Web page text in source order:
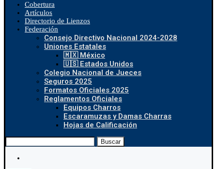
Cobertura
Artículos
Directorio de Lienzos
Federación
Consejo Directivo Nacional 2024-2028
Uniones Estatales
🇲🇽 México
🇺🇸 Estados Unidos
Colegio Nacional de Jueces
Seguros 2025
Formatos Oficiales 2025
Reglamentos Oficiales
Equipos Charros
Escaramuzas y Damas Charras
Hojas de Calificación
Buscar